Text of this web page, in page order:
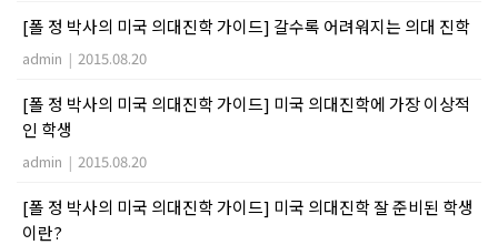
[폴 정 박사의 미국 의대진학 가이드] 갈수록 어려워지는 의대 진학
admin | 2015.08.20
[폴 정 박사의 미국 의대진학 가이드] 미국 의대진학에 가장 이상적
인 학생
admin | 2015.08.20
[폴 정 박사의 미국 의대진학 가이드] 미국 의대진학 잘 준비된 학생
이란?